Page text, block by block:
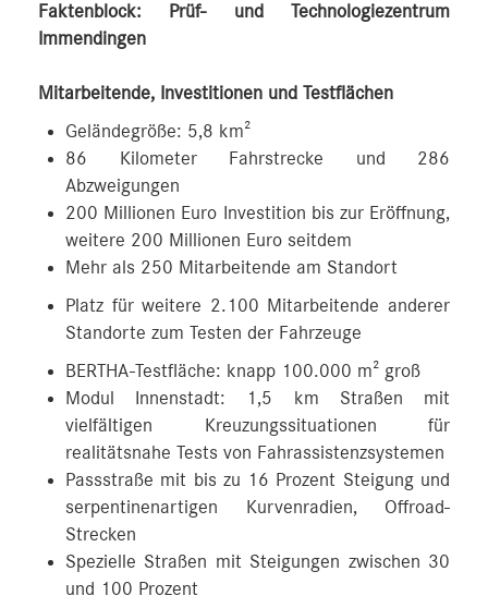
Faktenblock: Prüf- und Technologiezentrum
Immendingen
Mitarbeitende, Investitionen und Testflächen
Geländegröße: 5,8 km²
86 Kilometer Fahrstrecke und 286
Abzweigungen
200 Millionen Euro Investition bis zur Eröffnung,
weitere 200 Millionen Euro seitdem
Mehr als 250 Mitarbeitende am Standort
Platz für weitere 2.100 Mitarbeitende anderer
Standorte zum Testen der Fahrzeuge
BERTHA-Testfläche: knapp 100.000 m² groß
Modul Innenstadt: 1,5 km Straßen mit
vielfältigen Kreuzungssituationen für
realitätsnahe Tests von Fahrassistenzsystemen
Passstraße mit bis zu 16 Prozent Steigung und
serpentinenartigen Kurvenradien, Offroad-
Strecken
Spezielle Straßen mit Steigungen zwischen 30
und 100 Prozent